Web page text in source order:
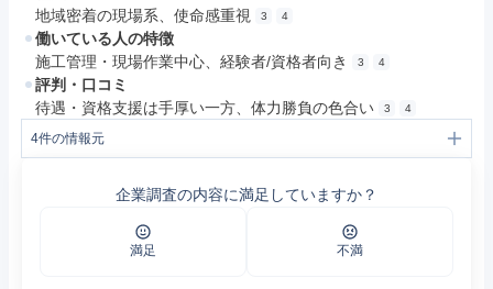
地域密着の現場系、使命感重視
3 4
働いている人の特徴
施工管理・現場作業中心、経験者/資格者向き
3 4
評判・口コミ
待遇・資格支援は手厚い一方、体力勝負の色合い
3 4
4件の情報元
企業調査の内容に満足していますか？
満足 不満